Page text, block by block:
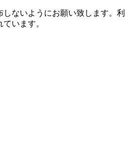
ないようにお願い致します。利
います。